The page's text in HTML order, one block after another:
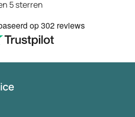
5 sterren
op302 reviews